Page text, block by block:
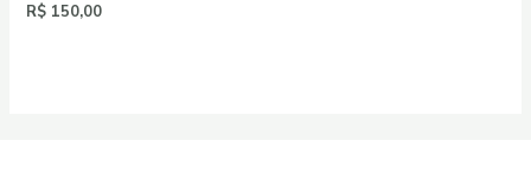
Avaliação
R$ 150,00